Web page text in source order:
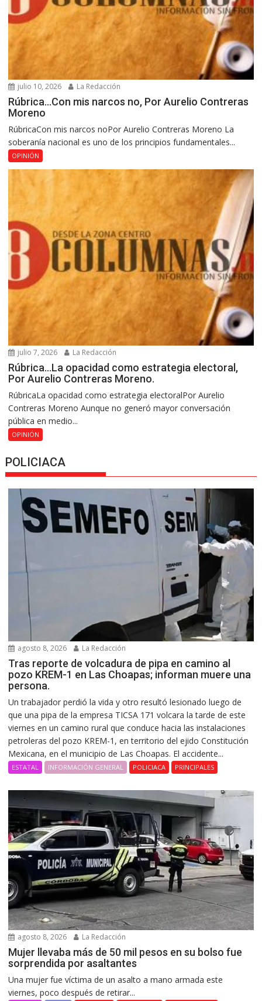
julio 10, 2026 La Redacción
Rúbrica…Con mis narcos no, Por Aurelio Contreras
Moreno
RúbricaCon mis narcos noPor Aurelio Contreras Moreno La
soberanía nacional es uno de los principios fundamentales...
OPINIÓN
julio 7, 2026 La Redacción
Rúbrica…La opacidad como estrategia electoral,
Por Aurelio Contreras Moreno.
RúbricaLa opacidad como estrategia electoralPor Aurelio
Contreras Moreno Aunque no generó mayor conversación
pública en medio...
OPINIÓN
POLICIACA
agosto 8, 2026 La Redacción
Tras reporte de volcadura de pipa en camino al
pozo KREM-1 en Las Choapas; informan muere una
persona.
Un trabajador perdió la vida y otro resultó lesionado luego de
que una pipa de la empresa TICSA 171 volcara la tarde de este
viernes en un camino rural que conduce hacia las instalaciones
petroleras del pozo KREM-1, en territorio del ejido Constitución
Mexicana, en el municipio de Las Choapas. El accidente...
ESTATAL INFORMACIÓN GENERAL POLICIACA PRINCIPALES
agosto 8, 2026 La Redacción
Mujer llevaba más de 50 mil pesos en su bolso fue
sorprendida por asaltantes
Una mujer fue víctima de un asalto a mano armada este
viernes, poco después de retirar...